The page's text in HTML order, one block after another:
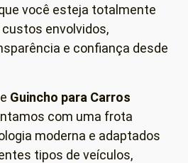
você esteja totalmente
envolvidos,
e confiança desde
Guincho para Carros
com uma frota
moderna e adaptados
tipos de veículos,